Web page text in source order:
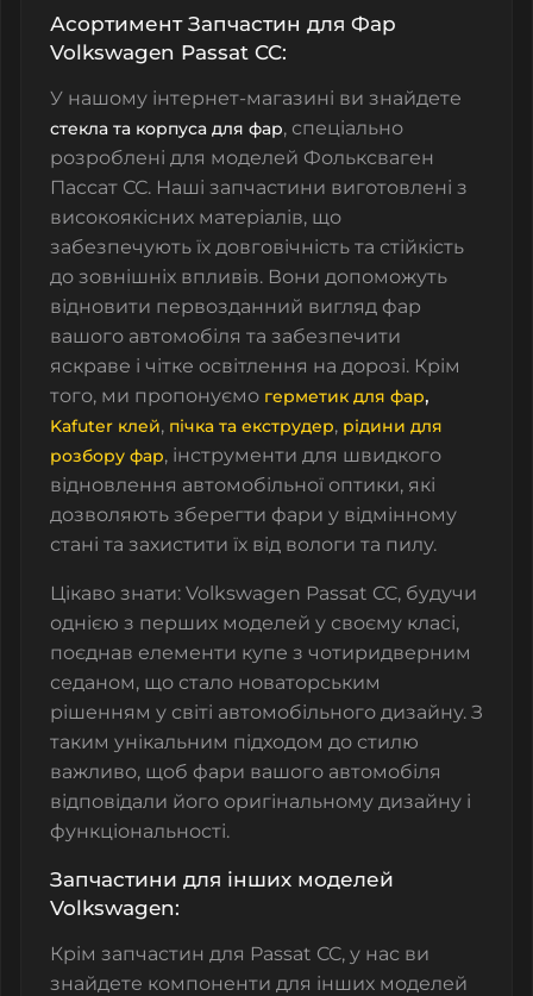
Асортимент Запчастин для Фар
Volkswagen Passat CC:
У нашому інтернет-магазині ви знайдете
стекла та корпуса для фар, спеціально
розроблені для моделей Фольксваген
Пассат СС. Наші запчастини виготовлені з
високоякісних матеріалів, що
забезпечують їх довговічність та стійкість
до зовнішніх впливів. Вони допоможуть
відновити первозданний вигляд фар
вашого автомобіля та забезпечити
яскраве і чітке освітлення на дорозі. Крім
того, ми пропонуємо герметик для фар,
Kafuter клей, пічка та екструдер, рідини для
розбору фар, інструменти для швидкого
відновлення автомобільної оптики, які
дозволяють зберегти фари у відмінному
стані та захистити їх від вологи та пилу.
Цікаво знати: Volkswagen Passat CC, будучи
однією з перших моделей у своєму класі,
поєднав елементи купе з чотиридверним
седаном, що стало новаторським
рішенням у світі автомобільного дизайну. З
таким унікальним підходом до стилю
важливо, щоб фари вашого автомобіля
відповідали його оригінальному дизайну і
функціональності.
Запчастини для інших моделей
Volkswagen:
Крім запчастин для Passat CC, у нас ви
знайдете компоненти для інших моделей